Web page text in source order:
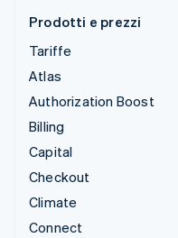
Prodotti e prezzi
Tariffe
Atlas
Authorization Boost
Billing
Capital
Checkout
Climate
Connect